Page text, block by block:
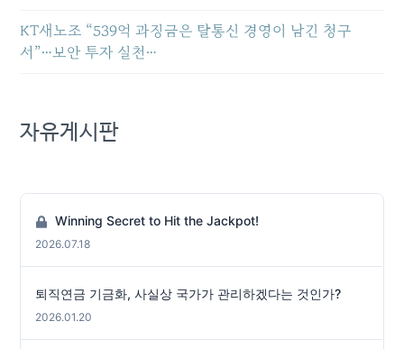
KT새노조 “539억 과징금은 탈통신 경영이 남긴 청구
서”…보안 투자 실천…
자유게시판
Winning Secret to Hit the Jackpot!
2026.07.18
퇴직연금 기금화, 사실상 국가가 관리하겠다는 것인가?
2026.01.20